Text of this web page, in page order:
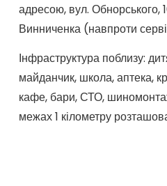
адресою, вул. Обнорського,
Винниченка (навпроти
Інфраструктура поблизу:
майданчик, школа, аптека,
кафе, бари, СТО,
межах 1 кілометру